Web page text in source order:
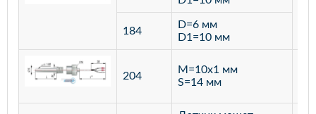
184
D=6 мм
D1=10 мм
204
M=10х1 мм
S=14 мм